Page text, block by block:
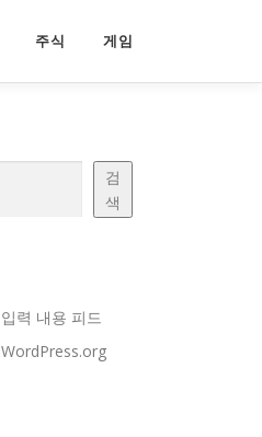
주식 게임
검
색
입력 내용 피드
WordPress.org